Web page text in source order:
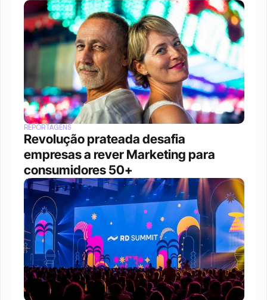
REPORTAGENS
Revolução prateada desafia
empresas a rever Marketing para
consumidores 50+